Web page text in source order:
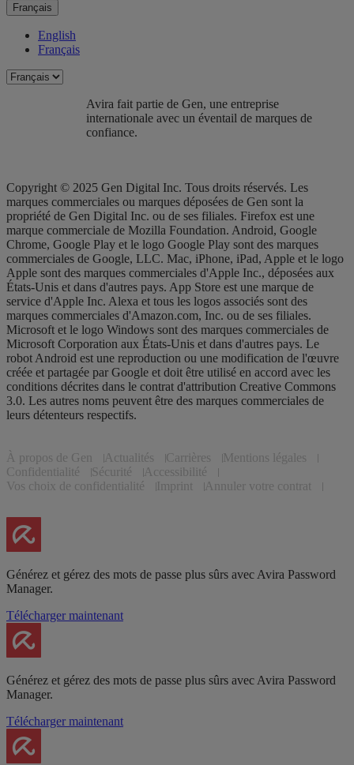
Français
English
Français
Avira fait partie de Gen, une entreprise
internationale avec un éventail de marques de
confiance.​
Copyright © 2025 Gen Digital Inc. Tous droits réservés. Les
marques commerciales ou marques déposées de Gen sont la
propriété de Gen Digital Inc. ou de ses filiales. Firefox est une
marque commerciale de Mozilla Foundation. Android, Google
Chrome, Google Play et le logo Google Play sont des marques
commerciales de Google, LLC. Mac, iPhone, iPad, Apple et le logo
Apple sont des marques commerciales d'Apple Inc., déposées aux
États-Unis et dans d'autres pays. App Store est une marque de
service d'Apple Inc. Alexa et tous les logos associés sont des
marques commerciales d'Amazon.com, Inc. ou de ses filiales.
Microsoft et le logo Windows sont des marques commerciales de
Microsoft Corporation aux États-Unis et dans d'autres pays. Le
robot Android est une reproduction ou une modification de l'œuvre
créée et partagée par Google et doit être utilisé en accord avec les
conditions décrites dans le contrat d'attribution Creative Commons
3.0. Les autres noms peuvent être des marques commerciales de
leurs détenteurs respectifs.
À propos de Gen Actualités Carrières
Mentions légales
Confidentialité
Sécurité
Accessibilité
Vos choix de confidentialité
Imprint Annuler votre contrat
Générez et gérez des mots de passe plus sûrs avec Avira Password
Manager.
Télécharger maintenant
Générez et gérez des mots de passe plus sûrs avec Avira Password
Manager.
Télécharger maintenant